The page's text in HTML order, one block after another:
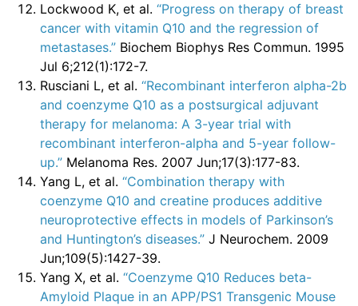
Lockwood K, et al. “Progress on therapy of breast
cancer with vitamin Q10 and the regression of
metastases.” Biochem Biophys Res Commun. 1995
Jul 6;212(1):172-7.
Rusciani L, et al. “Recombinant interferon alpha-2b
and coenzyme Q10 as a postsurgical adjuvant
therapy for melanoma: A 3-year trial with
recombinant interferon-alpha and 5-year follow-
up.” Melanoma Res. 2007 Jun;17(3):177-83.
Yang L, et al. “Combination therapy with
coenzyme Q10 and creatine produces additive
neuroprotective effects in models of Parkinson’s
and Huntington’s diseases.” J Neurochem. 2009
Jun;109(5):1427-39.
Yang X, et al. “Coenzyme Q10 Reduces beta-
Amyloid Plaque in an APP/PS1 Transgenic Mouse